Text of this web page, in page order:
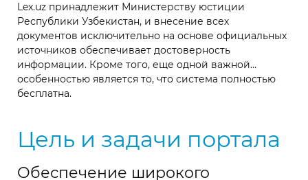
Lex.uz принадлежит Министерству юстиции
Республики Узбекистан, и внесение всех
документов исключительно на основе официальных
источников обеспечивает достоверность
информации. Кроме того, еще одной важной
особенностью является то, что система полностью
бесплатна.
Цель и задачи портала
Обеспечение широкого